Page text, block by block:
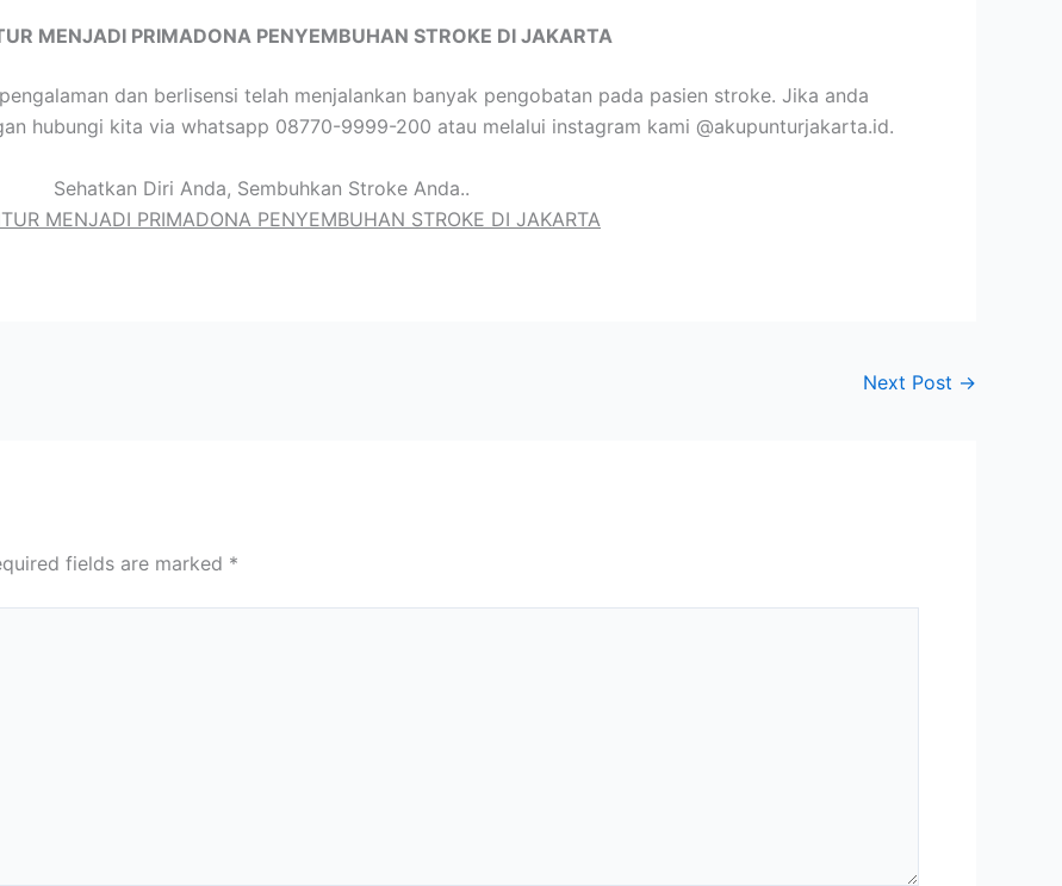
MENJADI PRIMADONA PENYEMBUHAN STROKE DI JAKARTA
dan berlisensi telah menjalankan banyak pengobatan pada pasien stroke. Jika anda
hubungi kita via whatsapp 08770-9999-200 atau melalui instagram kami @akupunturjakarta.id.
Sehatkan Diri Anda, Sembuhkan Stroke Anda..
MENJADI PRIMADONA PENYEMBUHAN STROKE DI JAKARTA
Next Post →
fields are marked *